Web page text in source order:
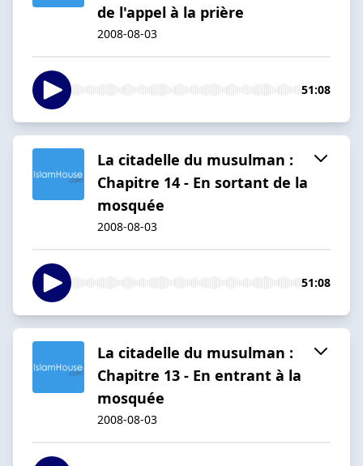
de l'appel à la prière
2008-08-03
51:08
La citadelle du musulman :
Chapitre 14 - En sortant de la
mosquée
2008-08-03
51:08
La citadelle du musulman :
Chapitre 13 - En entrant à la
mosquée
2008-08-03